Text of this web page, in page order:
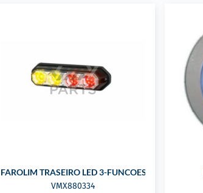
FAROLIM TRASEIRO LED 3-FUNCOES 12-24V
VMX880334